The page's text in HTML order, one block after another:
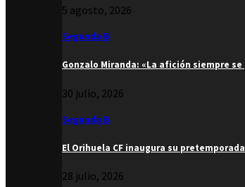
5 agosto, 2026
Segunda B
Gonzalo Miranda: «La afición siempre
30 julio, 2026
Segunda B
El Orihuela CF inaugura su pretemporada
28 julio, 2026